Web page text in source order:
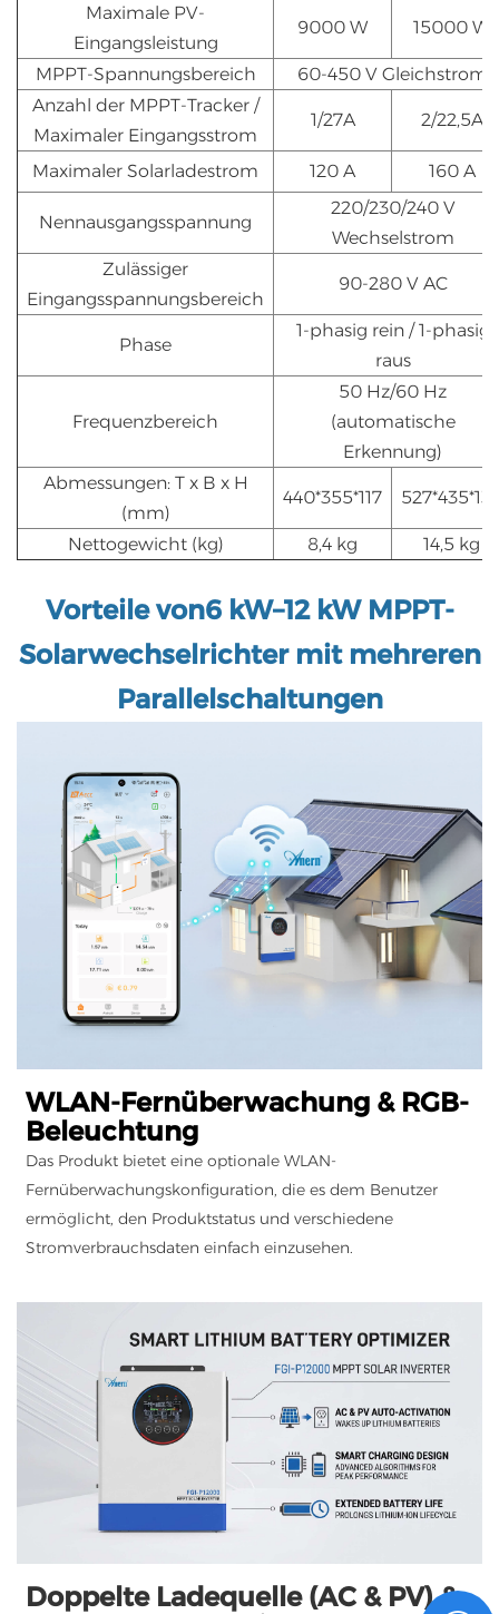
Maximale PV-
Eingangsleistung
9000 W 15000 W
MPPT-Spannungsbereich
60-450 V Gleichstrom
Anzahl der MPPT-Tracker /
Maximaler Eingangsstrom
1/27A 2/22,5A
Maximaler Solarladestrom 120 A 160 A
Nennausgangsspannung
220/230/240 V
Wechselstrom
Zulässiger
Eingangsspannungsbereich
90-280 V AC
Phase
1-phasig rein / 1-phasig
raus
Frequenzbereich
50 Hz/60 Hz
(automatische
Erkennung)
Abmessungen: T x B x H
(mm)
440*355*117
Nettogewicht (kg) 8,4 kg 14,5 kg
Vorteile von6 kW–12 kW MPPT-
Solarwechselrichter mit mehreren
Parallelschaltungen
WLAN-Fernüberwachung & RGB-
Beleuchtung
Das Produkt bietet eine optionale WLAN-
Fernüberwachungskonfiguration, die es dem Benutzer
ermöglicht, den Produktstatus und verschiedene
Stromverbrauchsdaten einfach einzusehen.
Doppelte Ladequelle (AC & PV) &